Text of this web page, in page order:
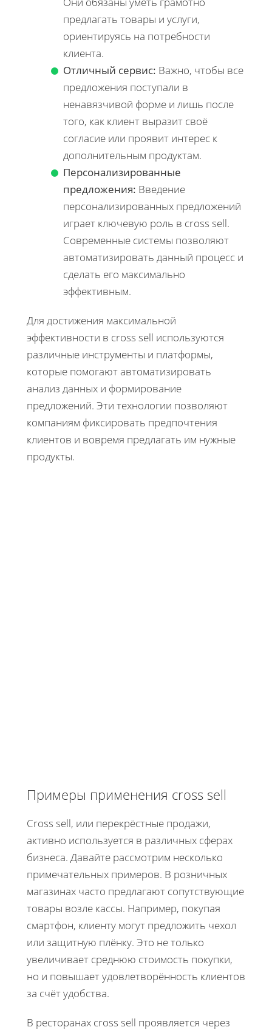
предлагать товары и услуги,
ориентируясь на потребности
клиента.
Отличный сервис: Важно, чтобы все
предложения поступали в
ненавязчивой форме и лишь после
того, как клиент выразит своё
согласие или проявит интерес к
дополнительным продуктам.
Персонализированные
предложения: Введение
персонализированных предложений
играет ключевую роль в cross sell.
Современные системы позволяют
автоматизировать данный процесс и
сделать его максимально
эффективным.
Для достижения максимальной
эффективности в cross sell используются
различные инструменты и платформы,
которые помогают автоматизировать
анализ данных и формирование
предложений. Эти технологии позволяют
компаниям фиксировать предпочтения
клиентов и вовремя предлагать им нужные
продукты.
Примеры применения cross sell
Cross sell, или перекрёстные продажи,
активно используется в различных сферах
бизнеса. Давайте рассмотрим несколько
примечательных примеров. В розничных
магазинах часто предлагают сопутствующие
товары возле кассы. Например, покупая
смартфон, клиенту могут предложить чехол
или защитную плёнку. Это не только
увеличивает среднюю стоимость покупки,
но и повышает удовлетворённость клиентов
за счёт удобства.
В ресторанах cross sell проявляется через